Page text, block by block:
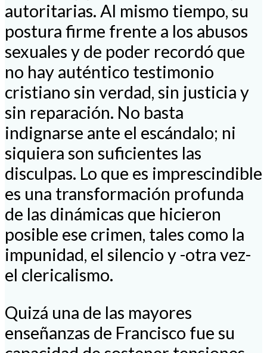
autoritarias. Al mismo tiempo, su
postura firme frente a los abusos
sexuales y de poder recordó que
no hay auténtico testimonio
cristiano sin verdad, sin justicia y
sin reparación. No basta
indignarse ante el escándalo; ni
siquiera son suficientes las
disculpas. Lo que es imprescindible
es una transformación profunda
de las dinámicas que hicieron
posible ese crimen, tales como la
impunidad, el silencio y -otra vez-
el clericalismo.
Quizá una de las mayores
enseñanzas de Francisco fue su